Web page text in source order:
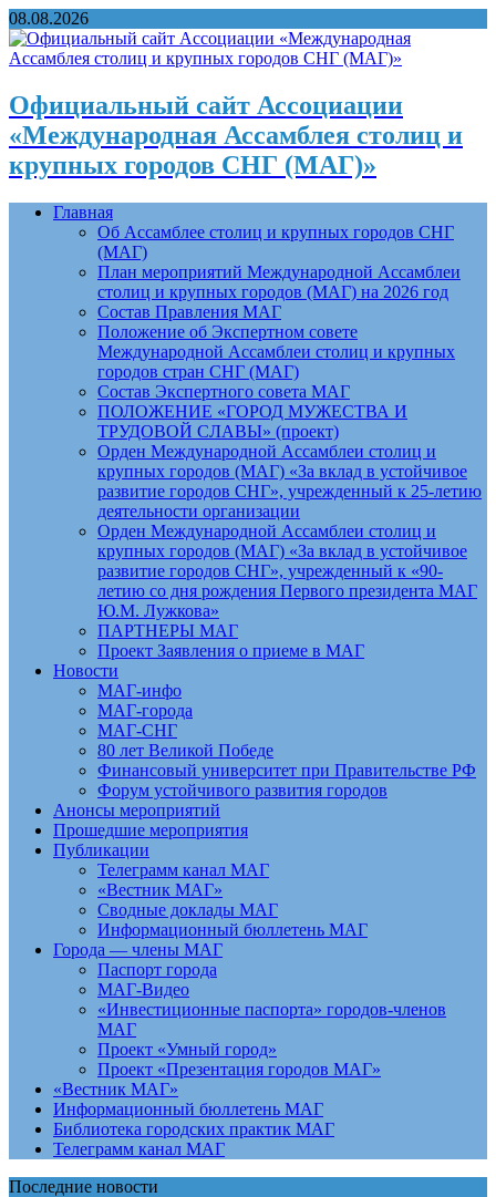
08.08.2026
Официальный сайт Ассоциации
«Международная Ассамблея столиц и
крупных городов СНГ (МАГ)»
Главная
Об Ассамблее столиц и крупных городов СНГ
(МАГ)
План мероприятий Международной Ассамблеи
столиц и крупных городов (МАГ) на 2026 год
Состав Правления МАГ
Положение об Экспертном совете
Международной Ассамблеи столиц и крупных
городов стран СНГ (МАГ)
Состав Экспертного совета МАГ
ПОЛОЖЕНИЕ «ГОРОД МУЖЕСТВА И
ТРУДОВОЙ СЛАВЫ» (проект)
Орден Международной Ассамблеи столиц и
крупных городов (МАГ) «За вклад в устойчивое
развитие городов СНГ», учрежденный к 25-летию
деятельности организации
Орден Международной Ассамблеи столиц и
крупных городов (МАГ) «За вклад в устойчивое
развитие городов СНГ», учрежденный к «90-
летию со дня рождения Первого президента МАГ
Ю.М. Лужкова»
ПАРТНЕРЫ МАГ
Проект Заявления о приеме в МАГ
Новости
МАГ-инфо
МАГ-города
МАГ-СНГ
80 лет Великой Победе
Финансовый университет при Правительстве РФ
Форум устойчивого развития городов
Анонсы мероприятий
Прошедшие мероприятия
Публикации
Телеграмм канал МАГ
«Вестник МАГ»
Сводные доклады МАГ
Информационный бюллетень МАГ
Города — члены МАГ
Паспорт города
МАГ-Видео
«Инвестиционные паспорта» городов-членов
МАГ
Проект «Умный город»
Проект «Презентация городов МАГ»
«Вестник МАГ»
Информационный бюллетень МАГ
Библиотека городских практик МАГ
Телеграмм канал МАГ
Последние новости